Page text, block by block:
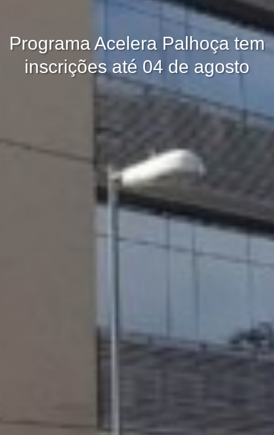
Programa Acelera Palhoça tem
inscrições até 04 de agosto